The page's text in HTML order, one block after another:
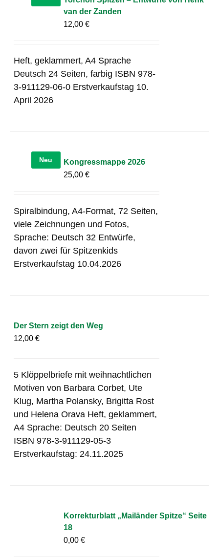
van der Zanden
12,00€
Heft, geklammert, A4 Sprache
Deutsch 24 Seiten, farbig ISBN 978-
3-911129-06-0 Erstverkaufstag 10.
April 2026
Neu
Kongressmappe 2026
25,00€
Spiralbindung, A4-Format, 72 Seiten,
viele Zeichnungen und Fotos,
Sprache: Deutsch 32 Entwürfe,
davon zwei für Spitzenkids
Erstverkaufstag 10.04.2026
Der Stern zeigt den Weg
12,00€
5 Klöppelbriefe mit weihnachtlichen
Motiven von Barbara Corbet, Ute
Klug, Martha Polansky, Brigitta Rost
und Helena Orava Heft, geklammert,
A4 Sprache: Deutsch 20 Seiten
ISBN 978-3-911129-05-3
Erstverkaufstag: 24.11.2025
Korrekturblatt „Mailänder Spitze“ Seite
18
0,00€